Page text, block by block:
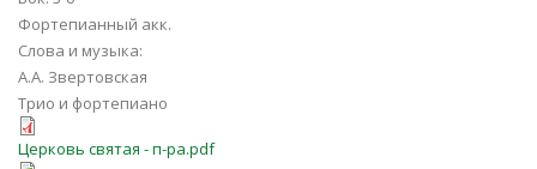
Фортепианный акк.
Слова и музыка:
А.А. Звертовская
Трио и фортепиано
Церковь святая - п-ра.pdf